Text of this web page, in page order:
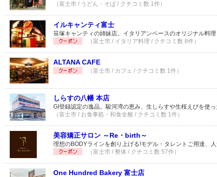
（富士市 / うどん・そば / クチコミ数 1件）
イルキャンティ富士
笹塚キャンティの姉妹店。イタリアンベースのオリジナル料
（富士市 / イタリア料理 / クチコミ数 8件）
ALTANA CAFE
（富士市 / カフェ / クチコミ数 1件）
しらすの八幡 本店
GI登録認定の逸品。駿河湾の恵み、生しらすや生桜えびを使
（富士市 / お食事処・和食全般 / クチコミ数 1件）
美容矯正サロン ～Re・birth～
理想のBODYラインを創り上げる!モデル・タレントご用達、
（富士市 / 整体 / クチコミ数 57件）
One Hundred Bakery 富士店